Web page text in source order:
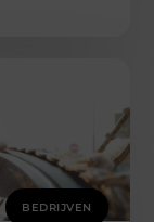
BEDRIJVEN